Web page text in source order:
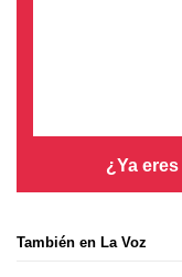
¿Ya
También en La Voz